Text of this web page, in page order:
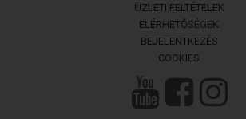
ÜZLETI FELTÉTELEK
ELÉRHETŐSÉGEK
BEJELENTKEZÉS
COOKIES